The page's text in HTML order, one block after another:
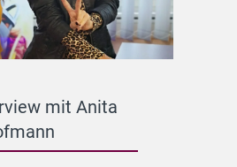
mit Anita